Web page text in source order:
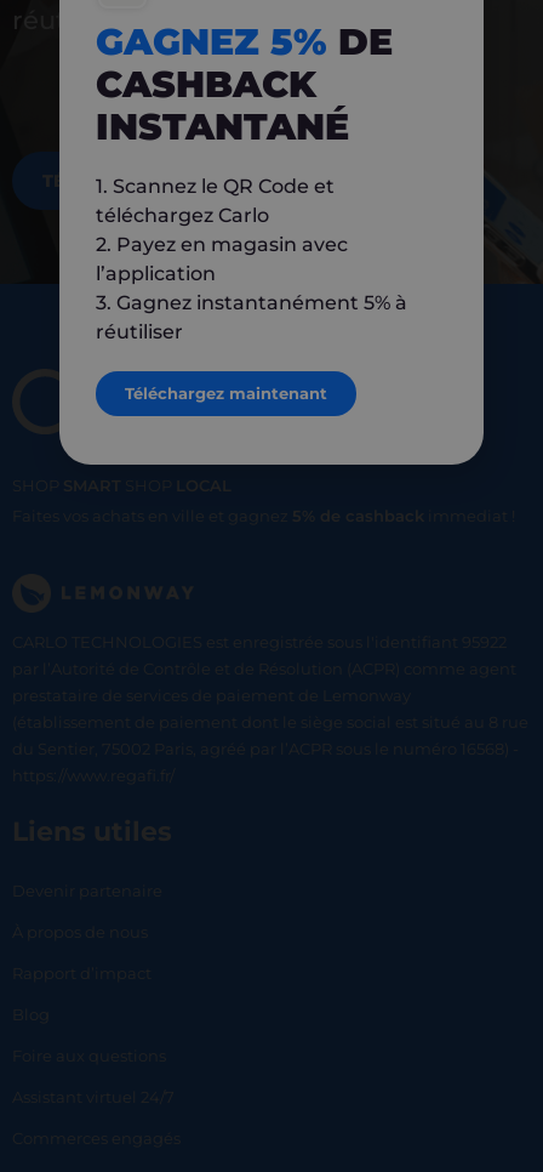
réutiliser
TÉLÉCHARGEZ MAINTENANT
SHOP SMART SHOP
LOCAL
Faites vos achats en ville et gagnez 5% de cashback immediat !
CARLO TECHNOLOGIES est enregistrée sous l'identifiant 95922
par l’Autorité de Contrôle et de Résolution (ACPR) comme agent
prestataire de services de paiement de Lemonway
(établissement de paiement dont le siège social est situé au 8 rue
du Sentier, 75002 Paris, agréé par l’ACPR sous le numéro 16568) -
https://www.regafi.fr/
Liens utiles
Devenir partenaire
À propos de nous
Rapport d’impact
Blog
Foire aux questions
Assistant virtuel 24/7
Commerces engagés
GAGNEZ 5% DE
CASHBACK
INSTANTANÉ
1. Scannez le QR Code et
téléchargez Carlo
2. Payez en magasin avec
l’application
3. Gagnez instantanément 5% à
réutiliser
Téléchargez maintenant